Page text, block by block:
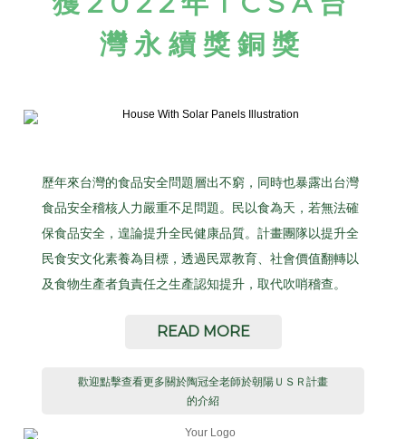
灣永續獎銅獎
歷年來台灣的食品安全問題層出不窮，同時也暴露出台灣
食品安全稽核人力嚴重不足問題。民以食為天，若無法確
保食品安全，遑論提升全民健康品質。計畫團隊以提升全
民食安文化素養為目標，透過民眾教育、社會價值翻轉以
及食物生產者負責任之生產認知提升，取代吹哨稽查。
READ MORE
歡迎點擊查看更多關於陶冠全老師於朝陽ＵＳＲ計畫
的介紹